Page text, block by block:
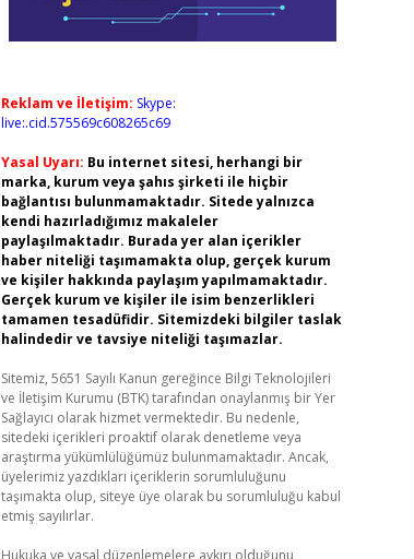
Reklam ve İletişim: Skype:
live:.cid.575569c608265c69
Yasal Uyarı: Bu internet sitesi, herhangi bir
marka, kurum veya şahıs şirketi ile hiçbir
bağlantısı bulunmamaktadır. Sitede yalnızca
kendi hazırladığımız makaleler
paylaşılmaktadır. Burada yer alan içerikler
haber niteliği taşımamakta olup, gerçek kurum
ve kişiler hakkında paylaşım yapılmamaktadır.
Gerçek kurum ve kişiler ile isim benzerlikleri
tamamen tesadüfidir. Sitemizdeki bilgiler taslak
halindedir ve tavsiye niteliği taşımazlar.
Sitemiz, 5651 Sayılı Kanun gereğince Bilgi Teknolojileri
ve İletişim Kurumu (BTK) tarafından onaylanmış bir Yer
Sağlayıcı olarak hizmet vermektedir. Bu nedenle,
sitedeki içerikleri proaktif olarak denetleme veya
araştırma yükümlülüğümüz bulunmamaktadır. Ancak,
üyelerimiz yazdıkları içeriklerin sorumluluğunu
taşımakta olup, siteye üye olarak bu sorumluluğu kabul
etmiş sayılırlar.
Hukuka ve yasal düzenlemelere aykırı olduğunu